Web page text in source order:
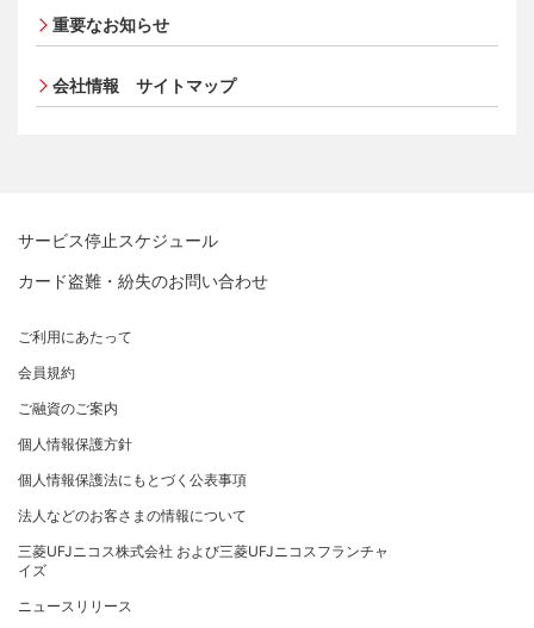
カードローン・キャッシング
お客さまサポート
サイトマップ
特典・サービス
選べるお支払方法
キャッシング
会員サイトトップ
特典・サービス
サイトマップ
ブランドマークのご利用
加盟店振込明細WEBサービスのご案内
各種お問い合わせ
加盟店さま向けお問い合わせ
クレジットポリシー
金融商品販売などの勧誘方針
お客さま応対における当社の方針
重要なお知らせ
会社情報 サイトマップ
サービス停止スケジュール
カード盗難・紛失のお問い合わせ
ご利用にあたって
会員規約
ご融資のご案内
個人情報保護方針
個人情報保護法にもとづく公表事項
法人などのお客さまの情報について
三菱UFJニコス株式会社 および三菱UFJニコスフランチャ
イズ
ニュースリリース